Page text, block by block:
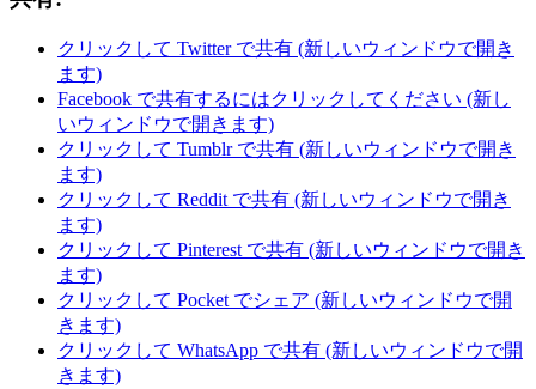
クリックして Twitter で共有 (新しいウィンドウで開き
ます)
Facebook で共有するにはクリックしてください (新し
いウィンドウで開きます)
クリックして Tumblr で共有 (新しいウィンドウで開き
ます)
クリックして Reddit で共有 (新しいウィンドウで開き
ます)
クリックして Pinterest で共有 (新しいウィンドウで開き
ます)
クリックして Pocket でシェア (新しいウィンドウで開
きます)
クリックして WhatsApp で共有 (新しいウィンドウで開
きます)